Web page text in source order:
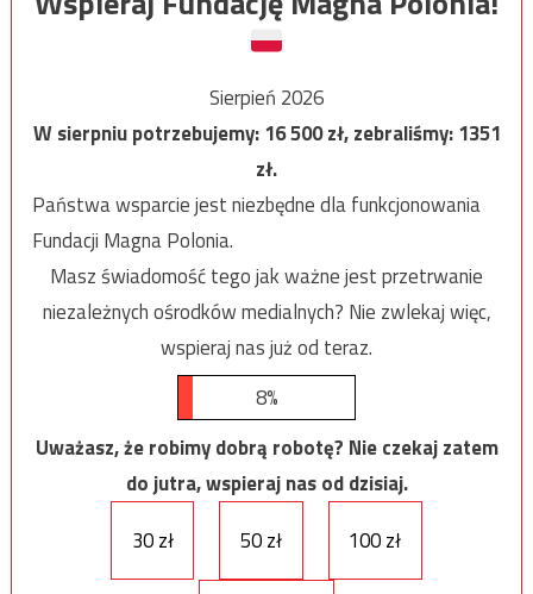
Sierpień 2026
W sierpniu potrzebujemy:16 500zł, zebraliśmy:1351
zł.
Państwa wsparcie jest niezbędne dla funkcjonowania
Fundacji Magna Polonia.
Masz świadomość tego jak ważne jest przetrwanie
niezależnych ośrodków medialnych? Nie zwlekaj więc,
wspieraj nas już od teraz.
8%
Uważasz, że robimy dobrą robotę? Nie czekaj zatem
do jutra, wspieraj nas od dzisiaj.
30 zł
50 zł 100 zł